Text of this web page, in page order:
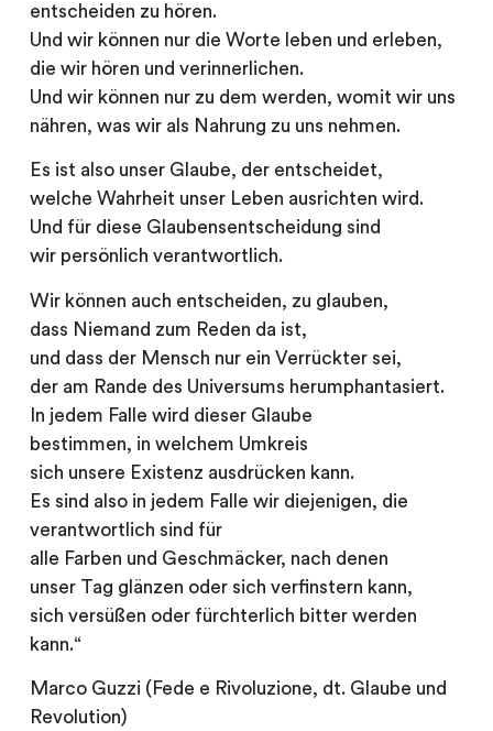
entscheiden zu hören.
Und wir können nur die Worte leben und erleben,
die wir hören und verinnerlichen.
Und wir können nur zu dem werden, womit wir uns
nähren, was wir als Nahrung zu uns nehmen.
Es ist also unser Glaube, der entscheidet,
welche Wahrheit unser Leben ausrichten wird.
Und für diese Glaubensentscheidung sind
wir persönlich verantwortlich.
Wir können auch entscheiden, zu glauben,
dass Niemand zum Reden da ist,
und dass der Mensch nur ein Verrückter sei,
der am Rande des Universums herumphantasiert.
In jedem Falle wird dieser Glaube
bestimmen, in welchem Umkreis
sich unsere Existenz ausdrücken kann.
Es sind also in jedem Falle wir diejenigen, die
verantwortlich sind für
alle Farben und Geschmäcker, nach denen
unser Tag glänzen oder sich verfinstern kann,
sich versüßen oder fürchterlich bitter werden
kann.“
Marco Guzzi (Fede e Rivoluzione, dt. Glaube und
Revolution)